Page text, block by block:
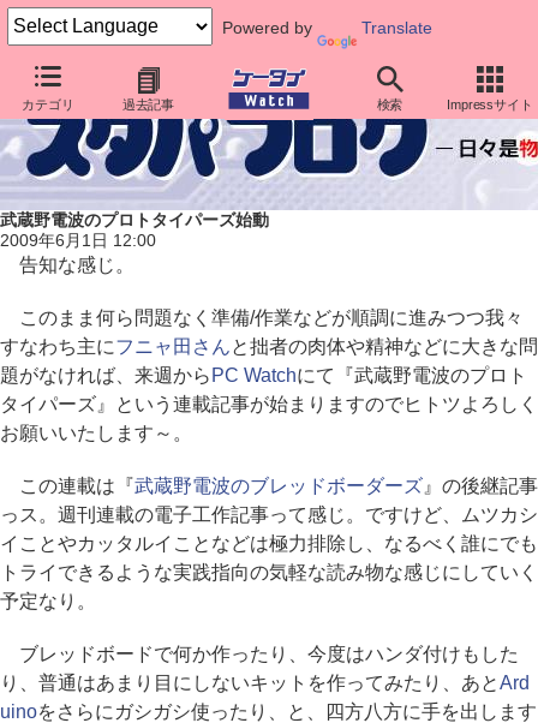
Powered by Translate
カテゴリ 過去記事 検索 Impressサイト
武蔵野電波のプロトタイパーズ始動
2009年6月1日 12:00
告知な感じ。
このまま何ら問題なく準備/作業などが順調に進みつつ我々
すなわち主にフニャ田さんと拙者の肉体や精神などに大きな問
題がなければ、来週から PC Watchにて『武蔵野電波のプロト
タイパーズ』という連載記事が始まりますのでヒトツよろしく
お願いいたします～。
この連載は『武蔵野電波のブレッドボーダーズ』の後継記事
っス。週刊連載の電子工作記事って感じ。ですけど、ムツカシ
イことやカッタルイことなどは極力排除し、なるべく誰にでも
トライできるような実践指向の気軽な読み物な感じにしていく
予定なり。
ブレッドボードで何か作ったり、今度はハンダ付けもした
り、普通はあまり目にしないキットを作ってみたり、あとArd
uinoをさらにガシガシ使ったり、と、四方八方に手を出します